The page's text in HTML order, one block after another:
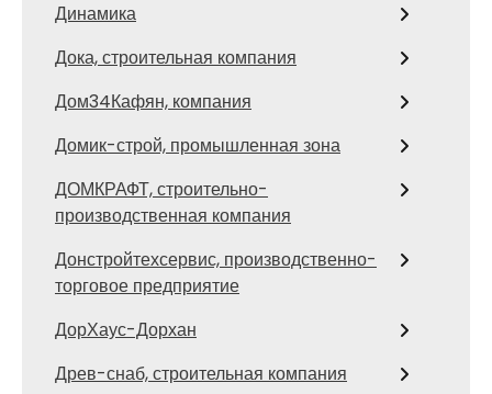
Динамика
Дока, строительная компания
Дом34Кафян, компания
Домик-строй, промышленная зона
ДОМКРАФТ, строительно-
производственная компания
Донстройтехсервис, производственно-
торговое предприятие
ДорХаус-Дорхан
Древ-снаб, строительная компания